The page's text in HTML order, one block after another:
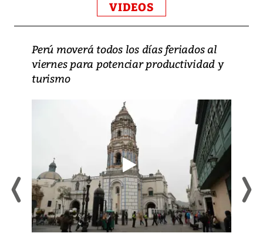
VIDEOS
Perú moverá todos los días feriados al
viernes para potenciar productividad y
turismo